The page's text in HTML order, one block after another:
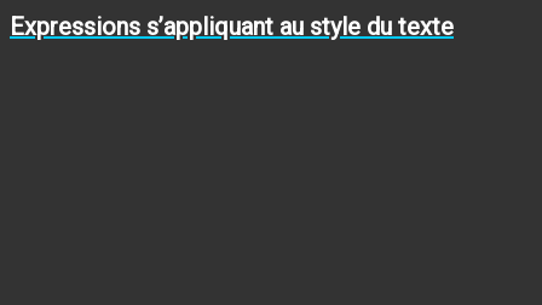
Expressions s’appliquant au style du texte